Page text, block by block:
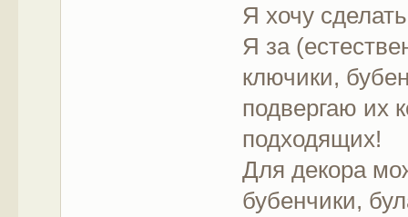
Я хочу
Я за
ключики,
подвергаю их
подходящих!
Для декора
бубенчики,